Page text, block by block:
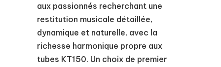
aux passionnés recherchant une
restitution musicale détaillée,
dynamique et naturelle, avec la
richesse harmonique propre aux
tubes KT150. Un choix de premier